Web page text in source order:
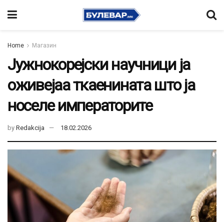
Home Магазин
Јужнокорејски научници ја
оживејаа ткаенината што ја
носеле императорите
by Redakcija 18.02.2026